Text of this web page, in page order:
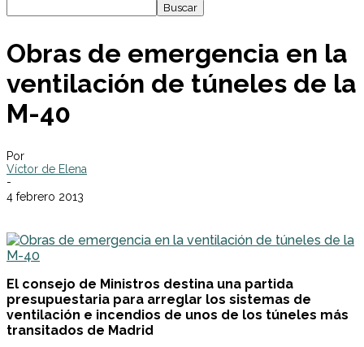
Obras de emergencia en la
ventilación de túneles de la
M-40
Por
Víctor de Elena
-
4 febrero 2013
El consejo de Ministros destina una partida
presupuestaria para arreglar los sistemas de
ventilación e incendios de unos de los túneles más
transitados de Madrid